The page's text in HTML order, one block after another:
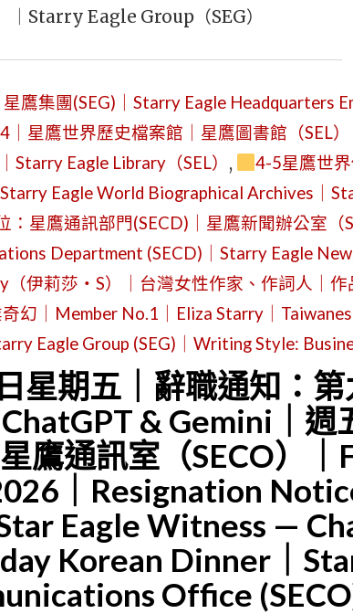
｜Starry Eagle Group（SEG）
鷹集團(SEG)｜Starry Eagle Headquarters
｜星鷹世界歷史檔案館｜星鷹圖書館（SEL
Eagle Library（SEL） ,
4-5星鷹世
Eagle World Biographical Archives｜
：星鷹通訊部門(SECD)｜星鷹新聞辦公室（
Department (SECD)｜Starry Eagle
（伊莉莎・S）｜台灣女性作家、作詞人｜作
奇幻｜Member No.1｜Eliza Starry｜
Eagle Group (SEG)｜Writing Style:
星期五｜辭職通知：
& Gemini｜週
鷹通訊室（SECO）｜
｜Resignation
Eagle Witness —
Korean Dinner｜
Office